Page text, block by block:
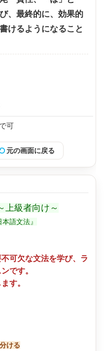
、最終的に、効果的
けるようになること
可
元の画面に戻る
上級者向け～
語文法』
可欠な文法を学び、ラ
です。
す。
ける